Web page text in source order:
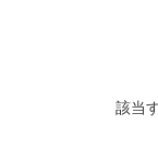
該当